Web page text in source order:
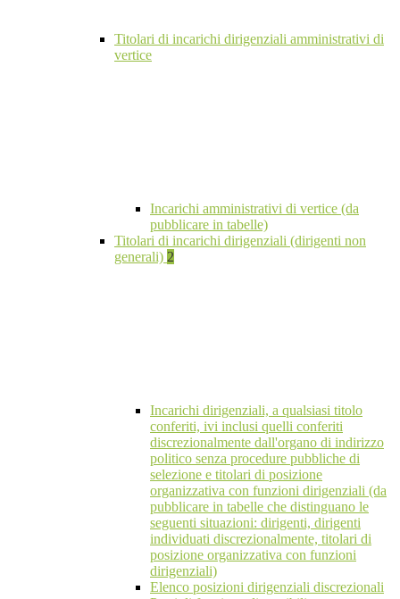
Titolari di incarichi dirigenziali amministrativi di
vertice
Incarichi amministrativi di vertice (da
pubblicare in tabelle)
Titolari di incarichi dirigenziali (dirigenti non
generali) 2
Incarichi dirigenziali, a qualsiasi titolo
conferiti, ivi inclusi quelli conferiti
discrezionalmente dall'organo di indirizzo
politico senza procedure pubbliche di
selezione e titolari di posizione
organizzativa con funzioni dirigenziali (da
pubblicare in tabelle che distinguano le
seguenti situazioni: dirigenti, dirigenti
individuati discrezionalmente, titolari di
posizione organizzativa con funzioni
dirigenziali)
Elenco posizioni dirigenziali discrezionali